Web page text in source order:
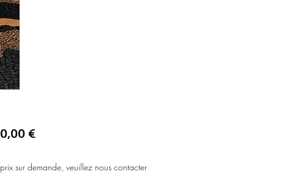
0,00 €Prix
prix sur demande, veuillez nous contacter